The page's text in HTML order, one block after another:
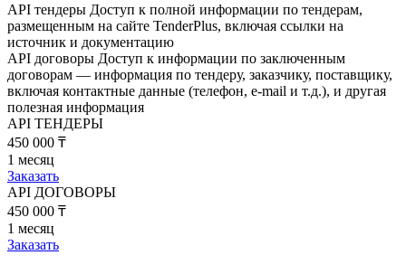
API тендеры Доступ к полной информации по тендерам,
размещенным на сайте TenderPlus, включая ссылки на
источник и документацию
API договоры Доступ к информации по заключенным
договорам — информация по тендеру, заказчику, поставщику,
включая контактные данные (телефон, e-mail и т.д.), и другая
полезная информация
API ТЕНДЕРЫ
450 000 ₸
1 месяц
Заказать
API ДОГОВОРЫ
450 000 ₸
1 месяц
Заказать